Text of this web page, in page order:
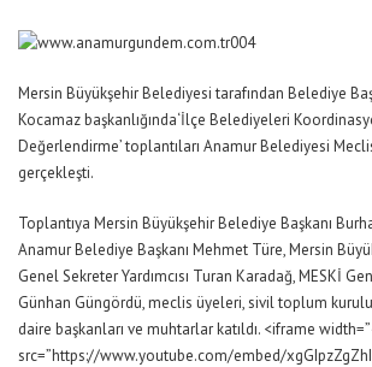
Mersin Büyükşehir Belediyesi tarafından Belediye
Kocamaz başkanlığında‘İlçe Belediyeleri
Değerlendirme’ toplantıları Anamur Belediyesi
gerçekleşti.
Toplantıya Mersin Büyükşehir Belediye Başkanı
Anamur Belediye Başkanı Mehmet Türe, Mersin
Genel Sekreter Yardımcısı Turan Karadağ, MESKİ
Günhan Güngördü, meclis üyeleri, sivil toplum
daire başkanları ve muhtarlar katıldı. <iframe
src=”https://www.youtube.com/embed/